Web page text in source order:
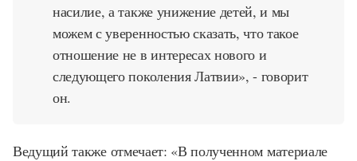
насилие, а также унижение детей, и мы
можем с уверенностью сказать, что такое
отношение не в интересах нового и
следующего поколения Латвии», - говорит
он.
Ведущий также отмечает: «В полученном материале